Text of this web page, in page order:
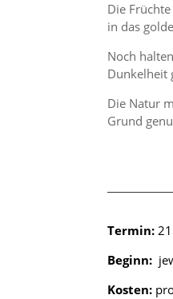
Die
in das
Noch
Dunkel­heit
Die Natur
Grund
Termin:
Beginn:
Kosten: